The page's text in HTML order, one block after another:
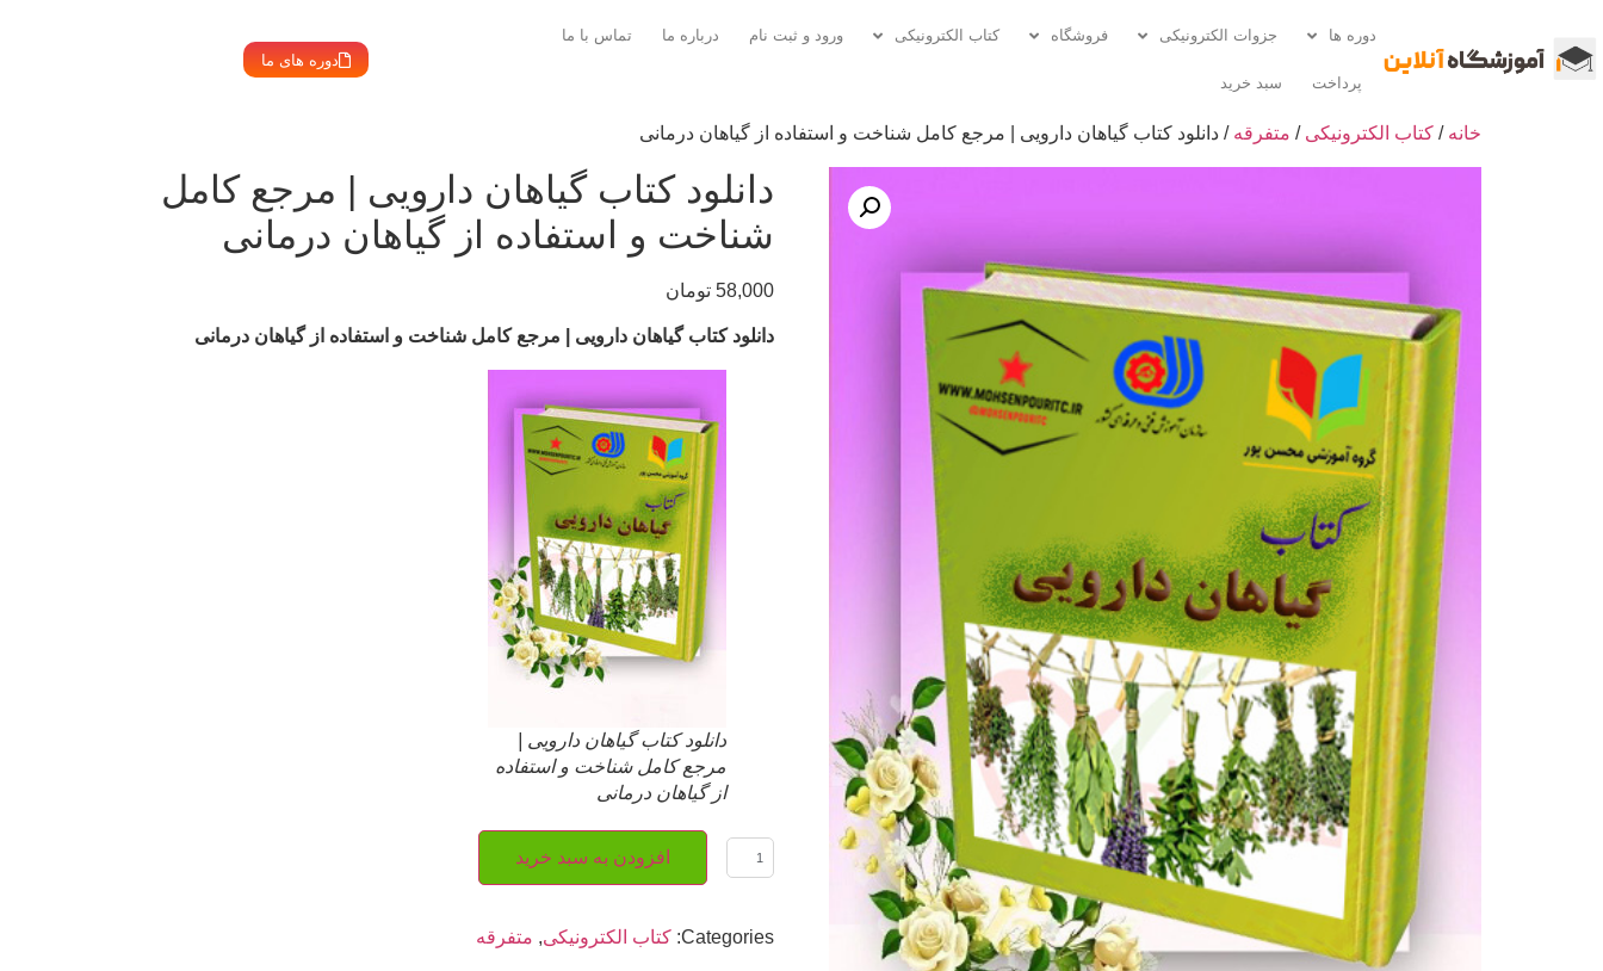
دوره ها جزوات الکترونیکی فروشگاه کتاب الکترونیکی ورود و ثبت نام درباره ما تماس با ما
پرداخت سبد خرید
دوره های ما
خانه / کتاب الکترونیکی / متفرقه / دانلود کتاب گیاهان دارویی | مرجع کامل شناخت و استفاده از گیاهان درمانی
دانلود کتاب گیاهان دارویی | مرجع کامل
شناخت و استفاده از گیاهان درمانی
58,000 تومان
دانلود کتاب گیاهان دارویی | مرجع کامل شناخت و استفاده از گیاهان درمانی
دانلود کتاب گیاهان دارویی |
مرجع کامل شناخت و استفاده
از گیاهان درمانی
افزودن به سبد خرید
Categories: کتاب الکترونیکی, متفرقه